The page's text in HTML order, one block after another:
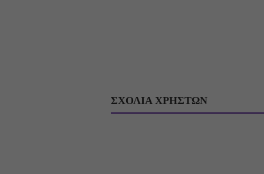
ΣΧΟΛΙΑ ΧΡΗΣΤΩΝ